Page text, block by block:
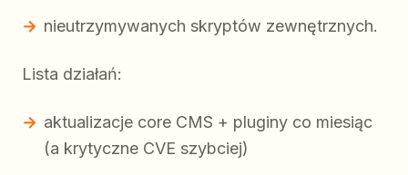
nieutrzymywanych skryptów zewnętrznych.
Lista działań:
aktualizacje core CMS + pluginy co miesiąc
(a krytyczne CVE szybciej)